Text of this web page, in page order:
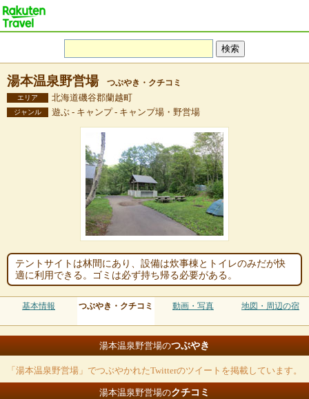
湯本温泉野営場 つぶやき・クチコミ
エリア 北海道磯谷郡蘭越町
ジャンル 遊ぶ - キャンプ - キャンプ場・野営場
テントサイトは林間にあり、設備は炊事棟とトイレのみだが快
適に利用できる。ゴミは必ず持ち帰る必要がある。
基本情報 つぶやき・クチコミ 動画・写真 地図・周辺の宿
湯本温泉野営場のつぶやき
「湯本温泉野営場」でつぶやかれたTwitterのツイートを掲載しています。
湯本温泉野営場のクチコミ